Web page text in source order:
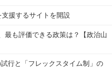
援するサイトを開設
最も評価できる政策は？【政治山
行と「フレックスタイム制」の